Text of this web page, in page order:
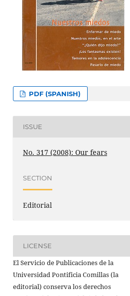
PDF (SPANISH)
ISSUE
No. 317 (2008): Our fears
SECTION
Editorial
LICENSE
El Servicio de Publicaciones de la
Universidad Pontificia Comillas (la
editorial) conserva los derechos